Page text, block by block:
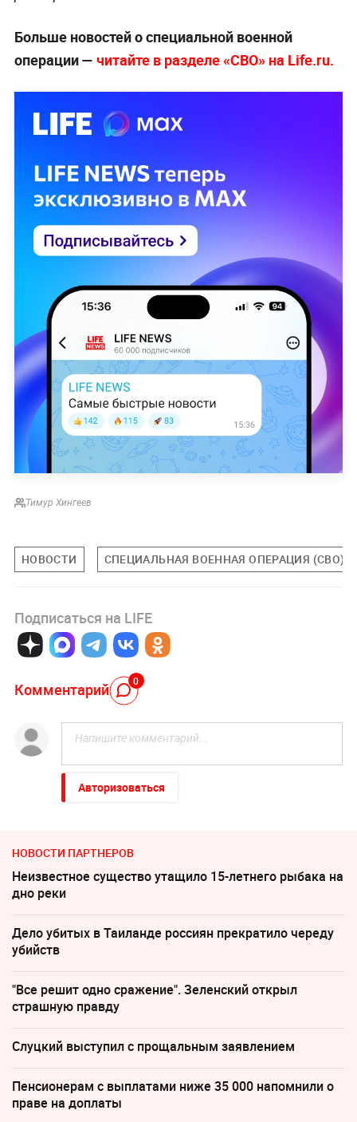
Больше новостей о специальной военной
операции — читайте в разделе «СВО» на Life.ru.
Тимур Хингеев
НОВОСТИ СПЕЦИАЛЬНАЯ ВОЕННАЯ ОПЕРАЦИЯ (СВО)
Подписаться на LIFE
Комментарий 0
Авторизоваться
НОВОСТИ ПАРТНЕРОВ
Неизвестное существо утащило 15-летнего рыбака на
дно реки
Дело убитых в Таиланде россиян прекратило череду
убийств
"Все решит одно сражение". Зеленский открыл
страшную правду
Слуцкий выступил с прощальным заявлением
Пенсионерам с выплатами ниже 35 000 напомнили о
праве на доплаты